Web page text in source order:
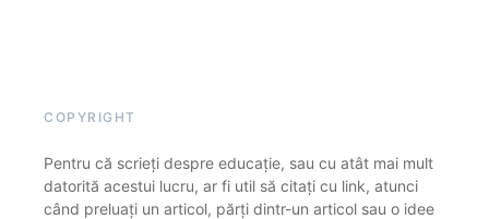
COPYRIGHT
Pentru că scrieți despre educație, sau cu atât mai mult
datorită acestui lucru, ar fi util să citați cu link, atunci
când preluați un articol, părți dintr-un articol sau o idee